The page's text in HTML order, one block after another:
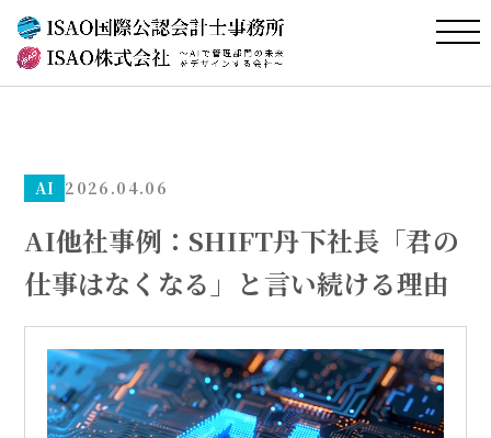
AI 2026.04.06
AI他社事例：SHIFT丹下社長「君の
仕事はなくなる」と言い続ける理由